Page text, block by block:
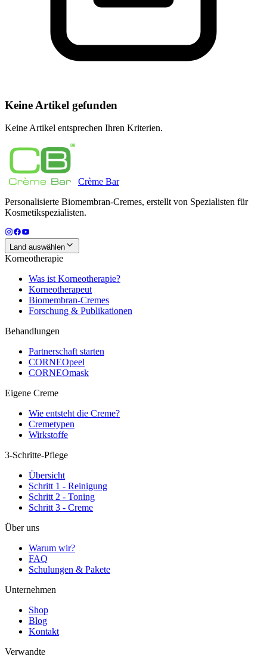
Keine Artikel gefunden
Keine Artikel entsprechen Ihren Kriterien.
Crème Bar
Personalisierte Biomembran-Cremes, erstellt von Spezialisten für
Kosmetikspezialisten.
Land auswählen
Korneotherapie
Was ist Korneotherapie?
Korneotherapeut
Biomembran-Cremes
Forschung & Publikationen
Behandlungen
Partnerschaft starten
CORNEOpeel
CORNEOmask
Eigene Creme
Wie entsteht die Creme?
Cremetypen
Wirkstoffe
3-Schritte-Pflege
Übersicht
Schritt 1 - Reinigung
Schritt 2 - Toning
Schritt 3 - Creme
Über uns
Warum wir?
FAQ
Schulungen & Pakete
Unternehmen
Shop
Blog
Kontakt
Verwandte